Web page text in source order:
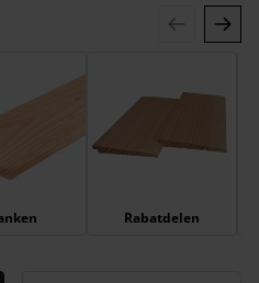
Rabatdelen